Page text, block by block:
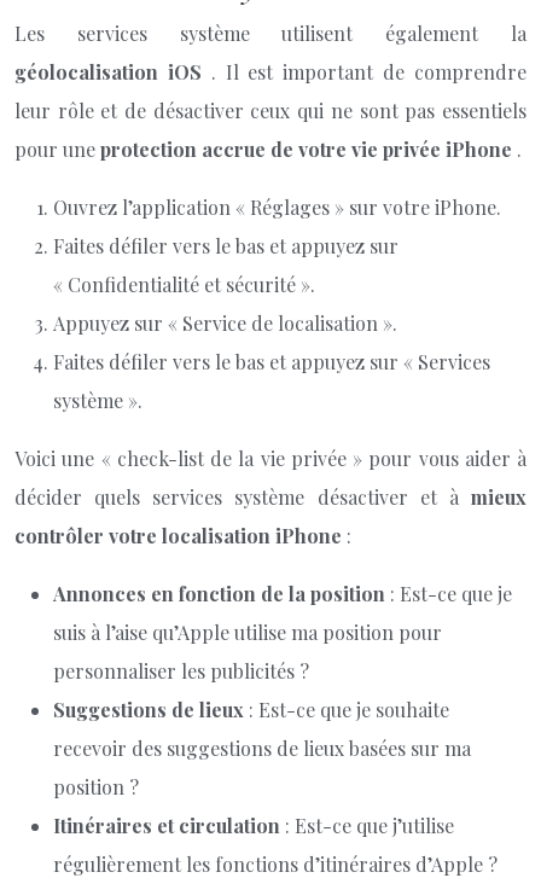
Les services système utilisent également la
géolocalisation iOS . Il est important de comprendre
leur rôle et de désactiver ceux qui ne sont pas essentiels
pour uneprotection accrue de votre vie privée iPhone .
Ouvrez l’application « Réglages » sur votre iPhone.
Faites défiler vers le bas et appuyez sur
« Confidentialité et sécurité ».
Appuyez sur « Service de localisation ».
Faites défiler vers le bas et appuyez sur « Services
système ».
Voici une « check-list de la vie privée » pour vous aider à
décider quels services système désactiver et à mieux
contrôler votre localisation iPhone :
Annonces en fonction de la position : Est-ce que je
suis à l’aise qu’Apple utilise ma position pour
personnaliser les publicités ?
Suggestions de lieux : Est-ce que je souhaite
recevoir des suggestions de lieux basées sur ma
position ?
Itinéraires et circulation : Est-ce que j’utilise
régulièrement les fonctions d’itinéraires d’Apple ?